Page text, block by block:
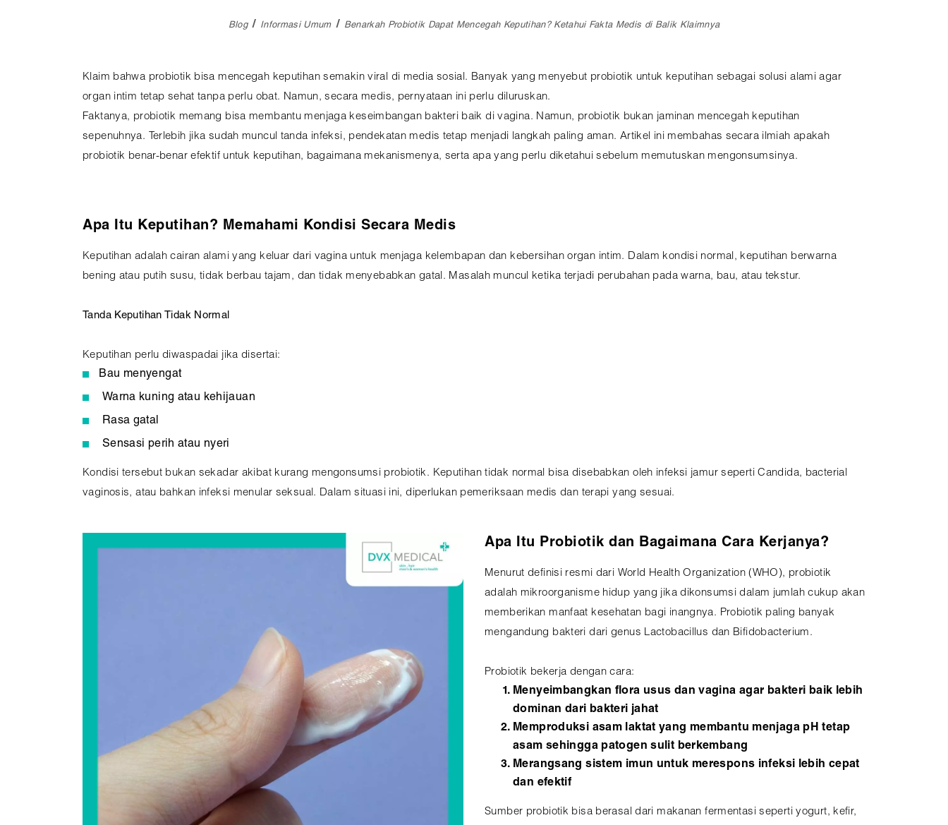
Blog Informasi Umum Benarkah Probiotik Dapat Mencegah Keputihan? Ketahui Fakta Medis di Balik Klaimnya
Klaim bahwa probiotik bisa mencegah keputihan semakin viral di media sosial. Banyak yang menyebut probiotik untuk keputihan sebagai solusi alami agar
organ intim tetap sehat tanpa perlu obat. Namun, secara medis, pernyataan ini perlu diluruskan.
Faktanya, probiotik memang bisa membantu menjaga keseimbangan bakteri baik di vagina. Namun, probiotik bukan jaminan mencegah keputihan
sepenuhnya. Terlebih jika sudah muncul tanda infeksi, pendekatan medis tetap menjadi langkah paling aman. Artikel ini membahas secara ilmiah apakah
probiotik benar-benar efektif untuk keputihan, bagaimana mekanismenya, serta apa yang perlu diketahui sebelum memutuskan mengonsumsinya.
Apa Itu Keputihan? Memahami Kondisi Secara Medis
Keputihan adalah cairan alami yang keluar dari vagina untuk menjaga kelembapan dan kebersihan organ intim. Dalam kondisi normal, keputihan berwarna
bening atau putih susu, tidak berbau tajam, dan tidak menyebabkan gatal. Masalah muncul ketika terjadi perubahan pada warna, bau, atau tekstur.
Tanda Keputihan Tidak Normal
Keputihan perlu diwaspadai jika disertai:
Bau menyengat
Warna kuning atau kehijauan
Rasa gatal
Sensasi perih atau nyeri
Kondisi tersebut bukan sekadar akibat kurang mengonsumsi probiotik. Keputihan tidak normal bisa disebabkan oleh infeksi jamur seperti Candida, bacterial
vaginosis, atau bahkan infeksi menular seksual. Dalam situasi ini, diperlukan pemeriksaan medis dan terapi yang sesuai.
Apa Itu Probiotik dan Bagaimana Cara Kerjanya?
Menurut definisi resmi dari World Health Organization (WHO), probiotik
adalah mikroorganisme hidup yang jika dikonsumsi dalam jumlah cukup akan
memberikan manfaat kesehatan bagi inangnya. Probiotik paling banyak
mengandung bakteri dari genus Lactobacillus dan Bifidobacterium.
Probiotik bekerja dengan cara:
Menyeimbangkan flora usus dan vagina agar bakteri baik lebih
dominan dari bakteri jahat
Memproduksi asam laktat yang membantu menjaga pH tetap
asam sehingga patogen sulit berkembang
Merangsang sistem imun untuk merespons infeksi lebih cepat
dan efektif
Sumber probiotik bisa berasal dari makanan fermentasi seperti yogurt, kefir,